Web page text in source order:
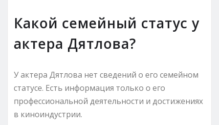
Какой семейный статус у
актера Дятлова?
У актера Дятлова нет сведений о его семейном
статусе. Есть информация только о его
профессиональной деятельности и достижениях
в киноиндустрии.